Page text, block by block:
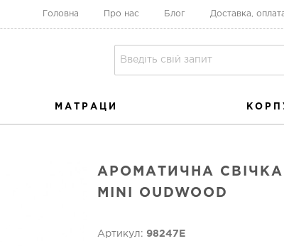
Головна Про нас Блог Доставка,
МАТРАЦИ
АРОМАТИЧНА СВІЧКА
MINI OUDWOOD
Артикул: 98247E